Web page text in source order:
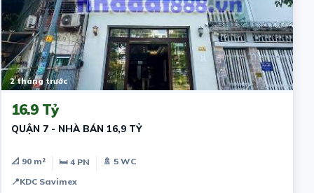
2 tháng trước
16.9 Tỷ
QUẬN 7 - NHÀ BÁN 16,9 TỶ
📐 90 m² 🛏 4 PN
🚿 5 WC
📍KDC Savimex